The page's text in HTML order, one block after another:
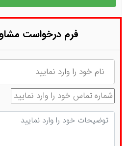
فرم درخواست
نام
شماره تماس
توضیحات